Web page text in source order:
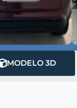
MODELO 3D